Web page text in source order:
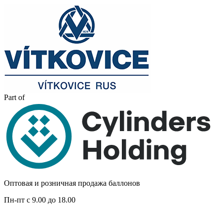
Part of
Оптовая и розничная продажа баллонов
Пн-пт с 9.00 до 18.00